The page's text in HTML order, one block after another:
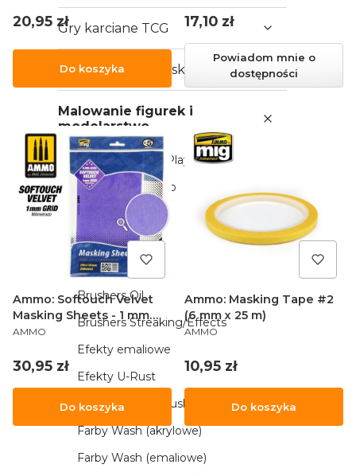
Gry karciane TCG
Karty kolekcjonerskie
Malowanie figurek i
modelarstwo
AK Interactive - Playmarkers
Games Workshop
Army Painter
Vallejo
Ammo by Mig
Brushers Oil
Brushers Streaking/Effects
Efekty emaliowe
Efekty U-Rust
Farby DIO DryBrush
Farby Wash (akrylowe)
Farby Wash (emaliowe)
Cena
20,95 zł
Do koszyka
Cena
17,10 zł
Powiadom mnie o
dostępności
Ammo: Softouch Velvet
Masking Sheets - 1 mm
Grid - Adhesive (290 x 145
PRODUCENT
AMMO
Cena
30,95 zł
Do koszyka
Ammo: Masking Tape #2
(6 mm x 25 m)
PRODUCENT
AMMO
Cena
10,95 zł
Do koszyka